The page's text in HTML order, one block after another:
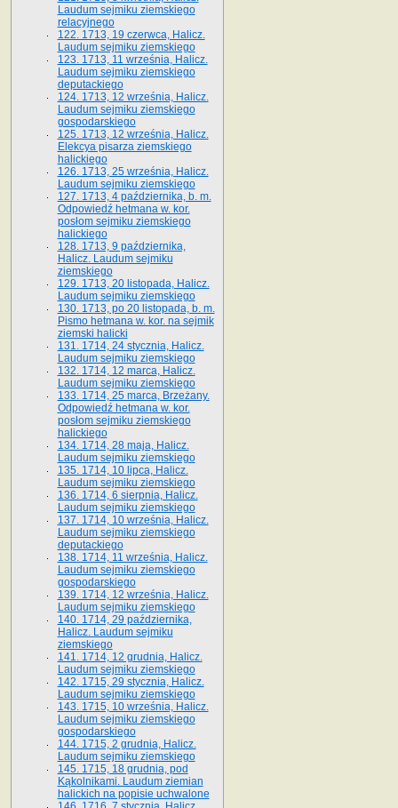
Laudum sejmiku ziemskiego
relacyjnego
122. 1713, 19 czerwca, Halicz.
Laudum sejmiku ziemskiego
123. 1713, 11 września, Halicz.
Laudum sejmiku ziemskiego
deputackiego
124. 1713, 12 września, Halicz.
Laudum sejmiku ziemskiego
gospodarskiego
125. 1713, 12 września, Halicz.
Elekcya pisarza ziemskiego
halickiego
126. 1713, 25 września, Halicz.
Laudum sejmiku ziemskiego
127. 1713, 4 października, b. m.
Odpowiedź hetmana w. kor.
posłom sejmiku ziemskiego
halickiego
128. 1713, 9 października,
Halicz. Laudum sejmiku
ziemskiego
129. 1713, 20 listopada, Halicz.
Laudum sejmiku ziemskiego
130. 1713, po 20 listopada, b. m.
Pismo hetmana w. kor. na sejmik
ziemski halicki
131. 1714, 24 stycznia, Halicz.
Laudum sejmiku ziemskiego
132. 1714, 12 marca, Halicz.
Laudum sejmiku ziemskiego
133. 1714, 25 marca, Brzeżany.
Odpowiedź hetmana w. kor.
posłom sejmiku ziemskiego
halickiego
134. 1714, 28 maja, Halicz.
Laudum sejmiku ziemskiego
135. 1714, 10 lipca, Halicz.
Laudum sejmiku ziemskiego
136. 1714, 6 sierpnia, Halicz.
Laudum sejmiku ziemskiego
137. 1714, 10 września, Halicz.
Laudum sejmiku ziemskiego
deputackiego
138. 1714, 11 września, Halicz.
Laudum sejmiku ziemskiego
gospodarskiego
139. 1714, 12 września, Halicz.
Laudum sejmiku ziemskiego
140. 1714, 29 października,
Halicz. Laudum sejmiku
ziemskiego
141. 1714, 12 grudnia, Halicz.
Laudum sejmiku ziemskiego
142. 1715, 29 stycznia, Halicz.
Laudum sejmiku ziemskiego
143. 1715, 10 września, Halicz.
Laudum sejmiku ziemskiego
gospodarskiego
144. 1715, 2 grudnia, Halicz.
Laudum sejmiku ziemskiego
145. 1715, 18 grudnia, pod
Kąkolnikami. Laudum ziemian
halickich na popisie uchwalone